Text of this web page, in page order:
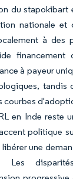
du stapokibart
nationale et
à des
financement
à payeur
tandis
courbes
en Inde reste
politique
une
disparités